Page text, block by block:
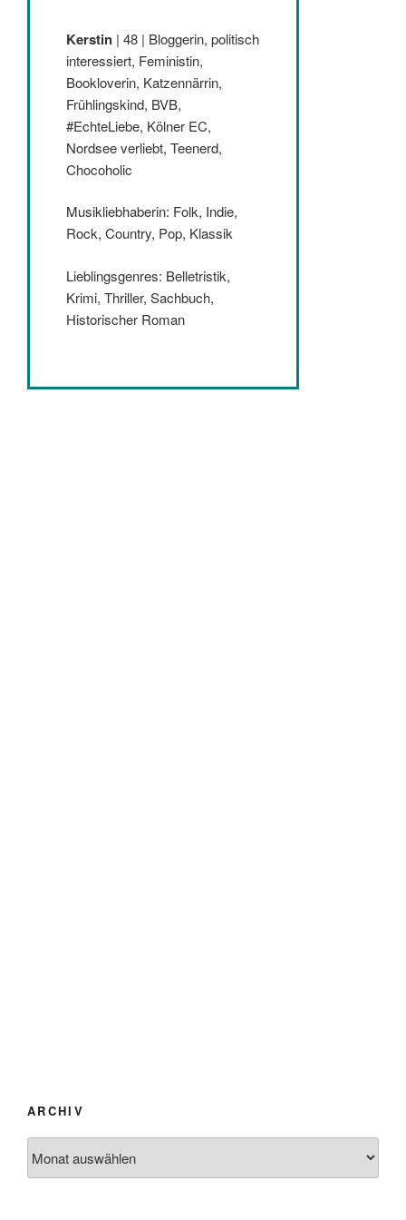
Kerstin | 48 | Bloggerin, politisch
interessiert, Feministin,
Bookloverin, Katzennärrin,
Frühlingskind, BVB,
#EchteLiebe, Kölner EC,
Nordsee verliebt, Teenerd,
Chocoholic
Musikliebhaberin: Folk, Indie,
Rock, Country, Pop, Klassik
Lieblingsgenres: Belletristik,
Krimi, Thriller, Sachbuch,
Historischer Roman
ARCHIV